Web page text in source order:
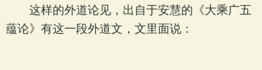
这样的外道论见，出自于安慧的《大乘广五
蕴论》有这一段外道文，文里面说：